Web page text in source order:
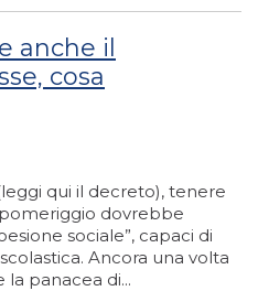
anche il
cosa
qui il decreto), tenere
dovrebbe
sociale”, capaci di
Ancora una volta
panacea di...